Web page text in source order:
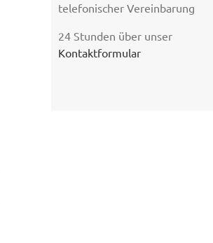
telefonischer Vereinbarung
24 Stunden über unser
Kontaktformular